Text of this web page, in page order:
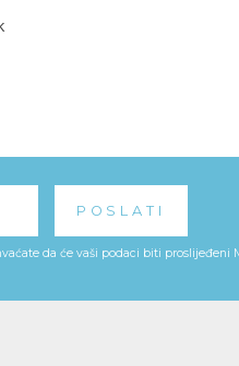
da će vaši podaci biti proslijeđeni